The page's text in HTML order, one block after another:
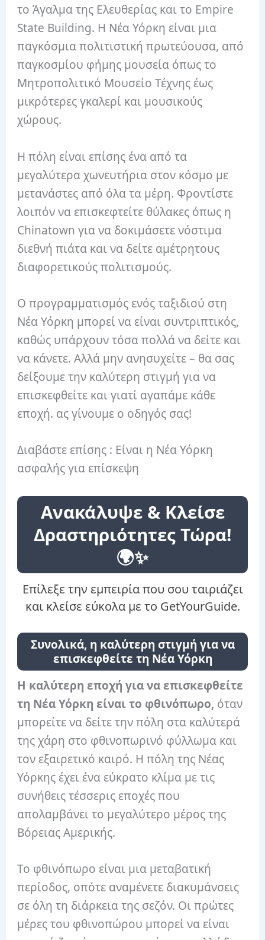
το Άγαλμα της Ελευθερίας και το Empire
State Building. Η Νέα Υόρκη είναι μια
παγκόσμια πολιτιστική πρωτεύουσα, από
παγκοσμίου φήμης μουσεία όπως το
Μητροπολιτικό Μουσείο Τέχνης έως
μικρότερες γκαλερί και μουσικούς
χώρους.
Η πόλη είναι επίσης ένα από τα
μεγαλύτερα χωνευτήρια στον κόσμο με
μετανάστες από όλα τα μέρη. Φροντίστε
λοιπόν να επισκεφτείτε θύλακες όπως η
Chinatown για να δοκιμάσετε νόστιμα
διεθνή πιάτα και να δείτε αμέτρητους
διαφορετικούς πολιτισμούς.
Ο προγραμματισμός ενός ταξιδιού στη
Νέα Υόρκη μπορεί να είναι συντριπτικός,
καθώς υπάρχουν τόσα πολλά να δείτε και
να κάνετε. Αλλά μην ανησυχείτε – θα σας
δείξουμε την καλύτερη στιγμή για να
επισκεφθείτε και γιατί αγαπάμε κάθε
εποχή. ας γίνουμε ο οδηγός σας!
Διαβάστε επίσης : Είναι η Νέα Υόρκη
ασφαλής για επίσκεψη
Ανακάλυψε & Κλείσε
Δραστηριότητες Τώρα!
🌍✨
Επίλεξε την εμπειρία που σου ταιριάζει
και κλείσε εύκολα με το GetYourGuide.
Συνολικά, η καλύτερη στιγμή για να
επισκεφθείτε τη Νέα Υόρκη
Η καλύτερη εποχή για να επισκεφθείτε
τη Νέα Υόρκη είναι το φθινόπωρο, όταν
μπορείτε να δείτε την πόλη στα καλύτερά
της χάρη στο φθινοπωρινό φύλλωμα και
τον εξαιρετικό καιρό. Η πόλη της Νέας
Υόρκης έχει ένα εύκρατο κλίμα με τις
συνήθεις τέσσερις εποχές που
απολαμβάνει το μεγαλύτερο μέρος της
Βόρειας Αμερικής.
Το φθινόπωρο είναι μια μεταβατική
περίοδος, οπότε αναμένετε διακυμάνσεις
σε όλη τη διάρκεια της σεζόν. Οι πρώτες
μέρες του φθινοπώρου μπορεί να είναι